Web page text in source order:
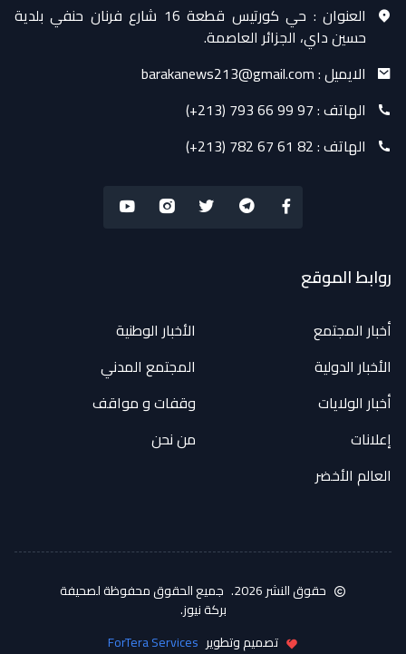
العنوان :
حي كورتيس قطعة 16 شارع فرنان حنفي بلدية
حسين داي، الجزائر العاصمة.
الايميل :barakanews213@gmail.com
الهاتف :(+213) 793 66 99 97
الهاتف :(+213) 782 67 61 82
روابط الموقع
أخبار المجتمع
الأخبار الوطنية
الأخبار الدولية
المجتمع المدني
أخبار الولايات
وقفات و مواقف
إعلانات
من نحن
العالم الأخضر
حقوق النشر 2026.
جميع الحقوق محفوظة لصحيفة
بركة نيوز.
تصميم وتطوير ForTera Services